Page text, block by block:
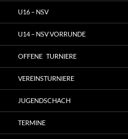
U16 – NSV
U14 – NSV VORRUNDE
OFFENE TURNIERE
VEREINSTURNIERE
JUGENDSCHACH
TERMINE